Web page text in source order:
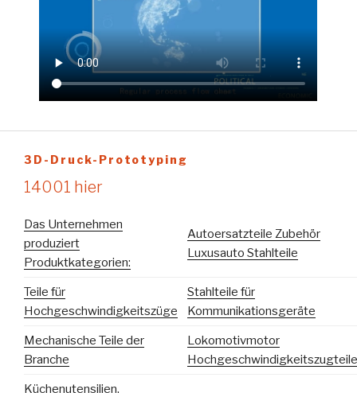
3D-Druck-Prototyping
14001 hier
Das Unternehmen
produziert
Produktkategorien:
Autoersatzteile Zubehör
Luxusauto Stahlteile
Teile für
Hochgeschwindigkeitszüge
Stahlteile für
Kommunikationsgeräte
Mechanische Teile der
Branche
Lokomotivmotor
Hochgeschwindigkeitszugteile
Küchenutensilien,